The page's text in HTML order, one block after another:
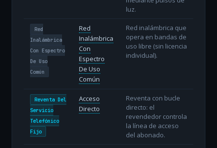
luz.
Red
Inalámbrica
Con Espectro
De Uso
Común
Red
Inalámbrica
Con
Espectro
De Uso
Común
Red inalámbrica que
opera en bandas de
uso libre (sin licencia
individual).
Reventa Del
Servicio
Telefónico
Fijo
Acceso
Directo
Reventa con bucle
directo: el
revendedor controla
la línea de acceso
del abonado.